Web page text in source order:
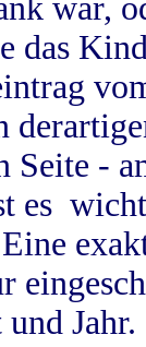
war,
das
Seite -
es
Jahr.